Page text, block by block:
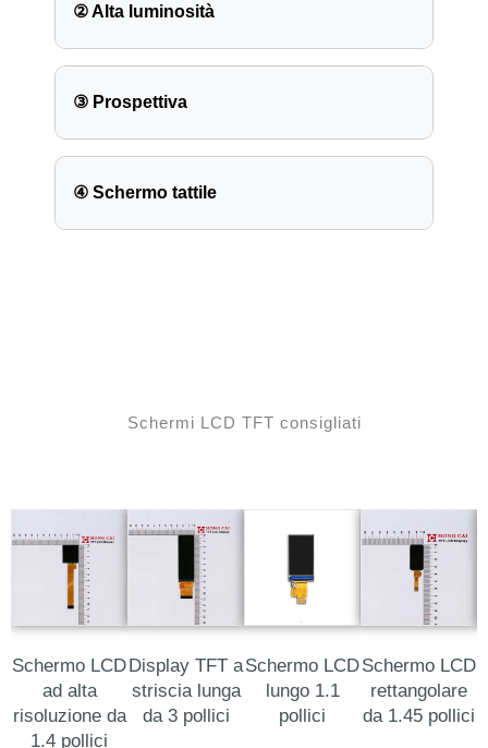
② Alta luminosità
③ Prospettiva
④ Schermo tattile
Schermi LCD TFT consigliati
Schermo LCD
ad alta
risoluzione da
1.4 pollici
Display TFT a
striscia lunga
da 3 pollici
Schermo LCD
lungo 1.1
pollici
Schermo LCD
rettangolare
da 1.45 pollici